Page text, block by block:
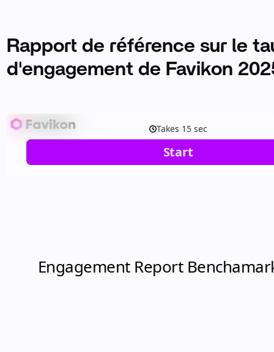
Rapport de référence sur le
d'engagement de Favikon